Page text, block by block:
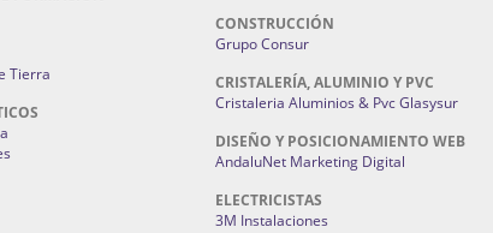
Tierra
CONSTRUCCIÓN
Grupo Consur
CRISTALERÍA, ALUMINIO Y PVC
Cristaleria Aluminios & Pvc Glasysur
DISEÑO Y POSICIONAMIENTO WEB
AndaluNet Marketing Digital
ELECTRICISTAS
3M Instalaciones